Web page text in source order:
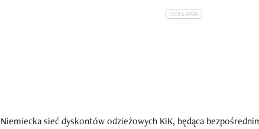
Niemiecka sieć dyskontów odzieżowych KiK, będąca